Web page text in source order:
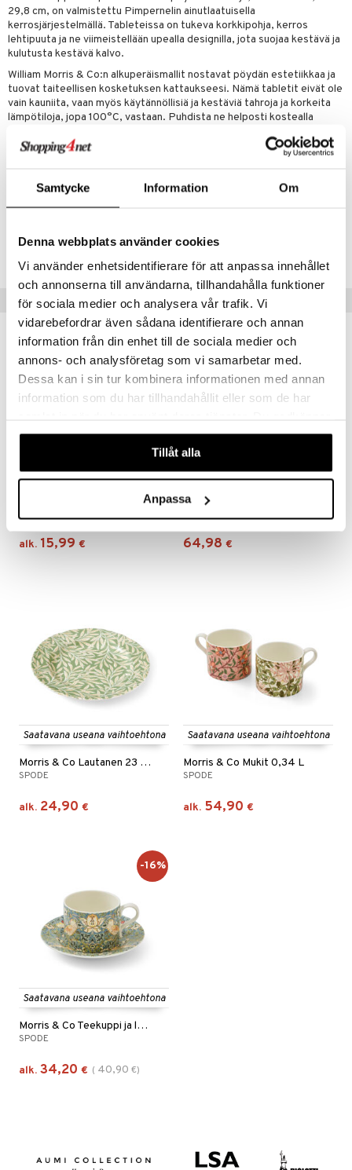
Samtycke Information Om
Denna webbplats använder cookies
Vi använder enhetsidentifierare för att anpassa innehållet
och annonserna till användarna, tillhandahålla funktioner
för sociala medier och analysera vår trafik. Vi
vidarebefordrar även sådana identifierare och annan
information från din enhet till de sociala medier och
annons- och analysföretag som vi samarbetar med.
Dessa kan i sin tur kombinera informationen med annan
information som du har tillhandahållit eller som de har
våra cookies vid fortsatt användande av vår webbplats.
Tillåt alla
Anpassa
29,8 cm, on valmistettu Pimpernelin ainutlaatuisella
kerrosjärjestelmällä. Tableteissa on tukeva korkkipohja, kerros
lehtipuuta ja ne viimeistellään upealla designilla, jota suojaa kestävä ja
kulutusta kestävä kalvo.
William Morris & Co:n alkuperäismallit nostavat pöydän estetiikkaa ja
tuovat taiteellisen kosketuksen kattaukseesi. Nämä tabletit eivät ole
vain kauniita, vaan myös käytännöllisiä ja kestäviä tahroja ja korkeita
lämpötiloja, jopa 100°C, vastaan. Puhdista ne helposti kostealla
Morris & Co:n tabletit ovat todellinen ilo silmälle ja suojaavat pöytääsi
: 40,1 x 29,8 cm.
Vinkkejä sinulle
Saatavana useana vaihtoehtona
alk. 15,99 € 64,98 €
Saatavana useana vaihtoehtona
Morris & Co Lautanen 23 cm
SPODE
alk. 24,90 €
Saatavana useana vaihtoehtona
Morris & Co Mukit 0,34 L
SPODE
alk. 54,90 €
Saatavana useana vaihtoehtona
Morris & Co Teekuppi ja lautanen 0,28 L
SPODE
alk. 34,20 € ( 40,90 €)
-16%